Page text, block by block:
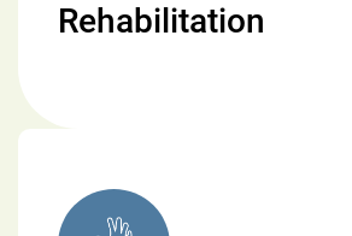
Rehabilitation